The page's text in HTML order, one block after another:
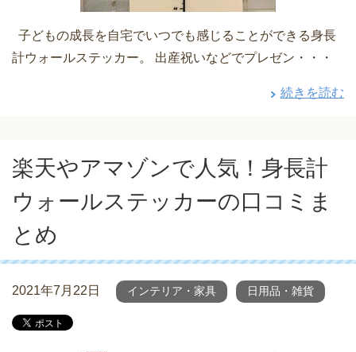
子どもの成長を自宅でいつでも感じることができる身長
計ウォールステッカー。 出産祝いなどでプレゼン・・・
続きを読む
楽天やアマゾンで人気！身長計
ウォールステッカーの口コミま
とめ
2021年7月22日 インテリア・家具 日用品・雑貨